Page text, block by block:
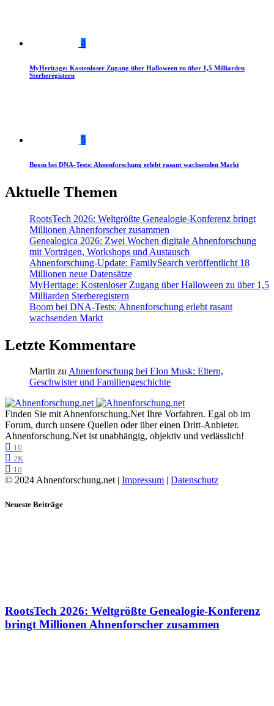
4
MyHeritage: Kostenloser Zugang über Halloween zu über 1,5 Milliarden
Sterberegistern
5
Boom bei DNA-Tests: Ahnenforschung erlebt rasant wachsenden Markt
Aktuelle Themen
RootsTech 2026: Weltgrößte Genealogie-Konferenz bringt
Millionen Ahnenforscher zusammen
Genealogica 2026: Zwei Wochen digitale Ahnenforschung
mit Vorträgen, Workshops und Austausch
Ahnenforschung-Update: FamilySearch veröffentlicht 18
Millionen neue Datensätze
MyHeritage: Kostenloser Zugang über Halloween zu über 1,5
Milliarden Sterberegistern
Boom bei DNA-Tests: Ahnenforschung erlebt rasant
wachsenden Markt
Letzte Kommentare
Martin zuAhnenforschung bei Elon Musk: Eltern,
Geschwister und Familiengeschichte
Finden Sie mit Ahnenforschung.Net Ihre Vorfahren. Egal ob im
Forum, durch unsere Quellen oder über einen Dritt-Anbieter.
Ahnenforschung.Net ist unabhängig, objektiv und verlässlich!
10
2K
10
© 2024 Ahnenforschung.net | Impressum Datenschutz
Neueste Beiträge
RootsTech 2026: Weltgrößte Genealogie-Konferenz
bringt Millionen Ahnenforscher zusammen